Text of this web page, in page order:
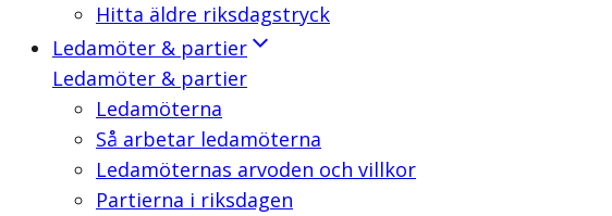
Hitta äldre riksdagstryck
Ledamöter & partier
Ledamöter & partier
Ledamöterna
Så arbetar ledamöterna
Ledamöternas arvoden och villkor
Partierna i riksdagen